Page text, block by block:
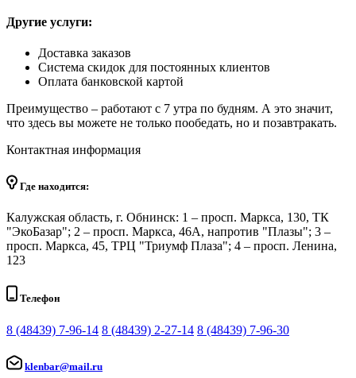
Другие услуги:
Доставка заказов
Система скидок для постоянных клиентов
Оплата банковской картой
Преимущество – работают с 7 утра по будням. А это значит,
что здесь вы можете не только пообедать, но и позавтракать.
Контактная информация
Где находится:
Калужская область, г. Обнинск: 1 – просп. Маркса, 130, ТК
"ЭкоБазар"; 2 – просп. Маркса, 46А, напротив "Плазы"; 3 –
просп. Маркса, 45, ТРЦ "Триумф Плаза"; 4 – просп. Ленина,
123
Телефон
8 (48439) 7-96-14 8 (48439) 2-27-14 8 (48439) 7-96-30
klenbar@mail.ru